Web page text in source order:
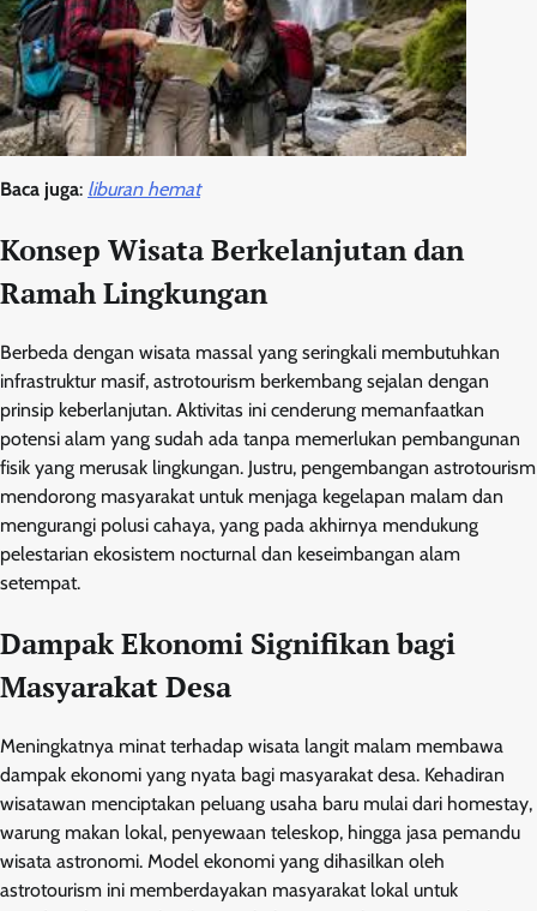
Baca juga: liburan hemat
Konsep Wisata Berkelanjutan dan
Ramah Lingkungan
Berbeda dengan wisata massal yang seringkali membutuhkan
infrastruktur masif, astrotourism berkembang sejalan dengan
prinsip keberlanjutan. Aktivitas ini cenderung memanfaatkan
potensi alam yang sudah ada tanpa memerlukan pembangunan
fisik yang merusak lingkungan. Justru, pengembangan astrotourism
mendorong masyarakat untuk menjaga kegelapan malam dan
mengurangi polusi cahaya, yang pada akhirnya mendukung
pelestarian ekosistem nocturnal dan keseimbangan alam
setempat.
Dampak Ekonomi Signifikan bagi
Masyarakat Desa
Meningkatnya minat terhadap wisata langit malam membawa
dampak ekonomi yang nyata bagi masyarakat desa. Kehadiran
wisatawan menciptakan peluang usaha baru mulai dari homestay,
warung makan lokal, penyewaan teleskop, hingga jasa pemandu
wisata astronomi. Model ekonomi yang dihasilkan oleh
astrotourism ini memberdayakan masyarakat lokal untuk